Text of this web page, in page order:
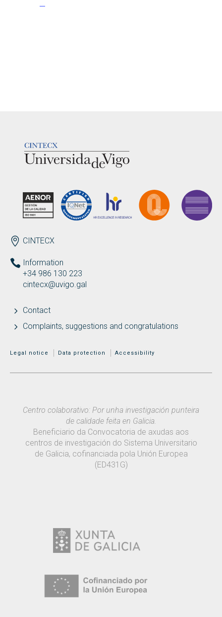
ENDEREZO EN
CINTECX
Information
+34 986 130 223
cintecx@uvigo.gal
Contact
Complaints, suggestions and congratulations
MENÚ ADICIONAL
Legal notice Data protection Accessibility
Centro colaborativo: Por unha investigación punteira
de calidade feita en Galicia.
Beneficiario da Convocatoria de axudas aos
centros de investigación do Sistema Universitario
de Galicia, cofinanciada pola Unión Europea
(ED431G)